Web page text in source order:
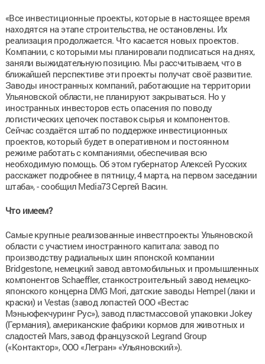
«Все инвестиционные проекты, которые в настоящее время
находятся на этапе строительства, не остановлены. Их
реализация продолжается. Что касается новых проектов.
Компании, с которыми мы планировали подписаться на днях,
заняли выжидательную позицию. Мы рассчитываем, что в
ближайшей перспективе эти проекты получат своё развитие.
Заводы иностранных компаний, работающие на территории
Ульяновской области, не планируют закрываться. Но у
иностранных инвесторов есть опасения по поводу
логистических цепочек поставок сырья и компонентов.
Сейчас создаётся штаб по поддержке инвестиционных
проектов, который будет в оперативном и постоянном
режиме работать с компаниями, обеспечивая всю
необходимую помощь. Об этом губернатор Алексей Русских
расскажет подробнее в пятницу, 4 марта, на первом заседании
штаба», - сообщил Media73 Сергей Васин.
Что имеем?
Самые крупные реализованные инвестпроекты Ульяновской
области с участием иностранного капитала: завод по
производству радиальных шин японской компании
Bridgestone, немецкий завод автомобильных и промышленных
компонентов Schaeffler, станкостроительный завод немецко-
японского концерна DMG Mori, датские заводы Hempel (лаки и
краски) и Vestas (завод лопастей ООО «Вестас
Мэньюфекчуринг Рус»), завод пластмассовой упаковки Jokey
(Германия), американские фабрики кормов для животных и
сладостей Mars, завод французской Legrand Group
(«Контактор», ООО «Легран» «Ульяновский»).